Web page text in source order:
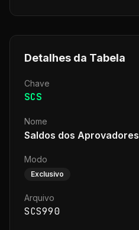
Detalhes da Tabela
Chave
SCS
Nome
Saldos dos Aprovadores
Modo
Exclusivo
Arquivo
SCS990